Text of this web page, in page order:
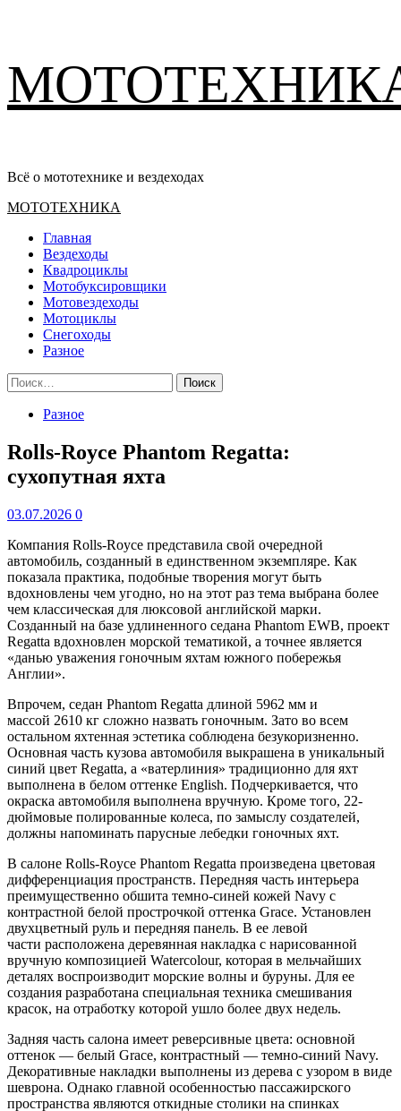
содержимому
Всё о мототехнике и вездеходах
Основное
МОТОТЕХНИКА
Главная
Вездеходы
Квадроциклы
Мотобуксировщики
Мотовездеходы
Мотоциклы
Снегоходы
Разное
Найти:
Разное
Rolls-Royce Phantom Regatta:
сухопутная яхта
03.07.2026 0
Компания Rolls-Royce представила свой очередной
автомобиль, созданный в единственном экземпляре. Как
показала практика, подобные творения могут быть
вдохновлены чем угодно, но на этот раз тема выбрана более
чем классическая для люксовой английской марки.
Созданный на базе удлиненного седана Phantom EWB, проект
Regatta вдохновлен морской тематикой, а точнее является
«данью уважения гоночным яхтам южного побережья
Англии».
Впрочем, седан Phantom Regatta длиной 5962 мм и
массой 2610 кг сложно назвать гоночным. Зато во всем
остальном яхтенная эстетика соблюдена безукоризненно.
Основная часть кузова автомобиля выкрашена в уникальный
синий цвет Regatta, а «ватерлиния» традиционно для яхт
выполнена в белом оттенке English. Подчеркивается, что
окраска автомобиля выполнена вручную. Кроме того, 22-
дюймовые полированные колеса, по замыслу создателей,
должны напоминать парусные лебедки гоночных яхт.
В салоне Rolls-Royce Phantom Regatta произведена цветовая
дифференциация пространств. Передняя часть интерьера
преимущественно обшита темно-синей кожей Navy с
контрастной белой прострочкой оттенка Grace. Установлен
двухцветный руль и передняя панель. В ее левой
части расположена деревянная накладка с нарисованной
вручную композицией Watercolour, которая в мельчайших
деталях воспроизводит морские волны и буруны. Для ее
создания разработана специальная техника смешивания
красок, на отработку которой ушло более двух недель.
Задняя часть салона имеет реверсивные цвета: основной
оттенок — белый Grace, контрастный — темно-синий Navy.
Декоративные накладки выполнены из дерева с узором в виде
шеврона. Однако главной особенностью пассажирского
пространства являются откидные столики на спинках